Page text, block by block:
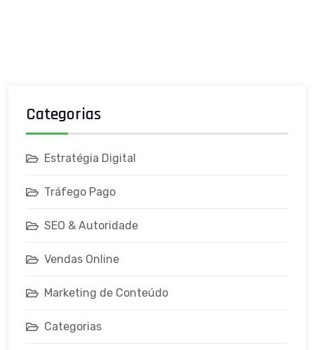
Categorias
Estratégia Digital
Tráfego Pago
SEO & Autoridade
Vendas Online
Marketing de Conteúdo
Categorias